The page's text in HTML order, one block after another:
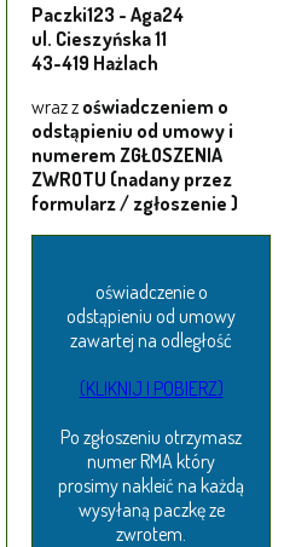
Paczki123 - Aga24
ul. Cieszyńska 11
43-419 Hażlach
wraz z oświadczeniem o
odstąpieniu od umowy i
numerem ZGŁOSZENIA
ZWROTU (nadany przez
formularz / zgłoszenie )
oświadczenie o
odstąpieniu od umowy
zawartej na odległość
(KLIKNIJ I POBIERZ)
Po zgłoszeniu otrzymasz
numer RMA który
prosimy nakleić na każdą
wysyłaną paczkę ze
zwrotem.